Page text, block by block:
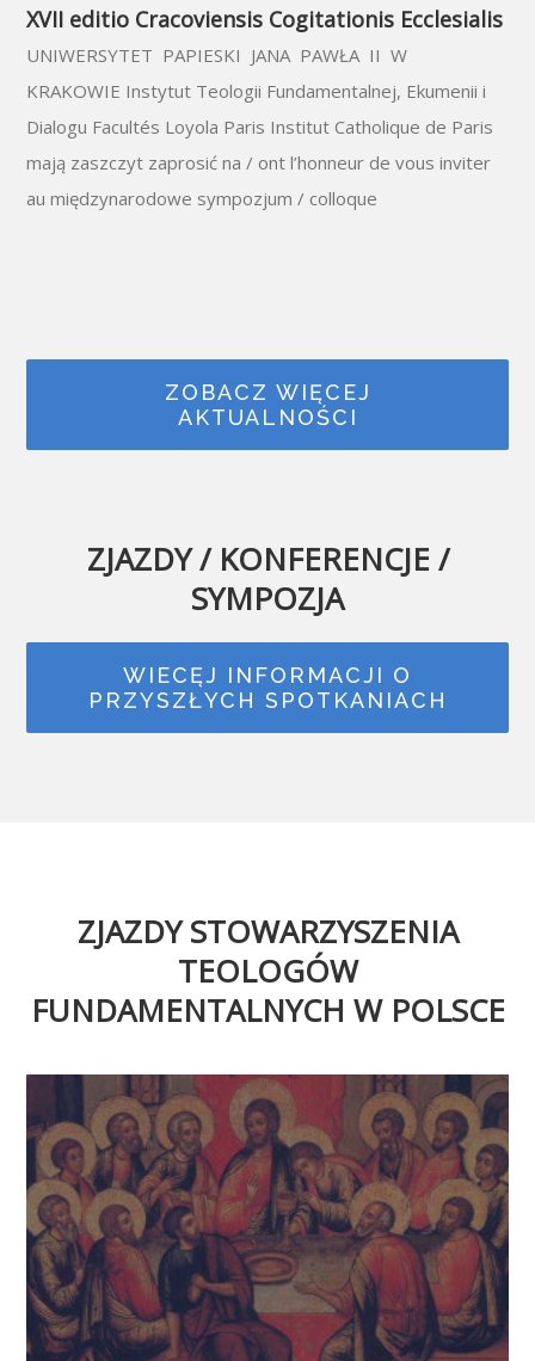
XVII editio Cracoviensis Cogitationis Ecclesialis
UNIWERSYTET PAPIESKI JANA PAWŁA II W
KRAKOWIE Instytut Teologii Fundamentalnej, Ekumenii i
Dialogu Facultés Loyola Paris Institut Catholique de Paris
mają zaszczyt zaprosić na / ont l’honneur de vous inviter
au międzynarodowe sympozjum / colloque
ZOBACZ WIĘCEJ
AKTUALNOŚCI
ZJAZDY / KONFERENCJE /
SYMPOZJA
WIECĘJ INFORMACJI O
PRZYSZŁYCH SPOTKANIACH
ZJAZDY STOWARZYSZENIA
TEOLOGÓW
FUNDAMENTALNYCH W POLSCE